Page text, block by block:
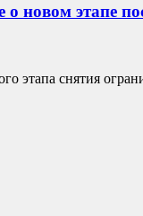
новом этапе
этапа снятия